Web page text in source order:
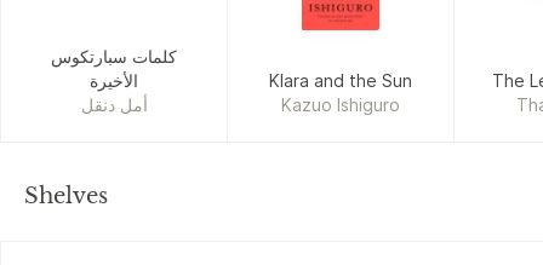
كلمات سبارتكوس
الأخيرة
أمل دنقل
Klara and the Sun
Kazuo Ishiguro
The
Shelves